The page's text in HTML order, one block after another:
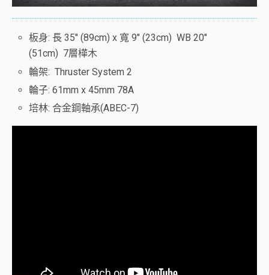
板身: 長 35″ (89cm) x 寬 9″ (23cm) WB 20″
(51cm) 7層樺木
輪架: Thruster System 2
輪子: 61mm x 45mm 78A
培林: 合金鋼軸承(ABEC-7)